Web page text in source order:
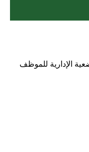
الإدارية للموظف